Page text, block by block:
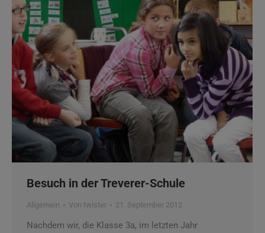
Besuch in der Treverer-Schule
Allgemein Von twister 21. September 2012
Nachdem wir, die Klasse 3a, im letzten Jahr